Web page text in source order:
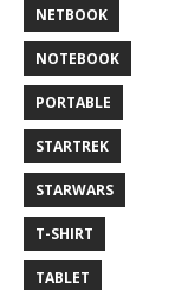
NETBOOK
NOTEBOOK
PORTABLE
STARTREK
STARWARS
T-SHIRT
TABLET